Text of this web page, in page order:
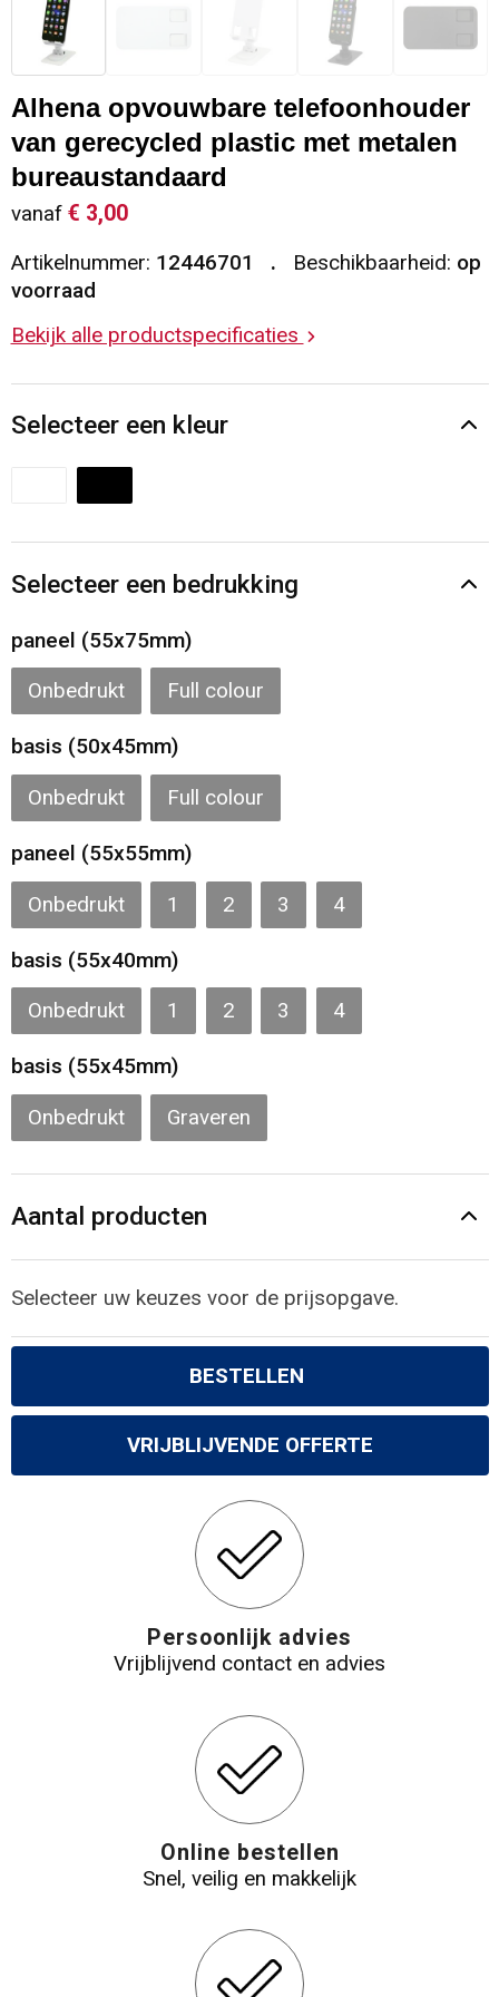
Sleutelhangers en Lanyards
Snoepgoed
Spellen voor binnen en buiten
Sport
Veiligheid, Auto en Fiets
Vrije tijd en Strand
Waterflesjes
Vesten
Gilets
Blazers
Restauranttextiel
Reflecterende vesten
Hoofdbescherming
Reflecterende polo's
Handschoenen en Sjaals
Gehoorbescherming
Oog- en gelaatsbescherming
Gilets
Kledingaccessoires
Alhena opvouwbare telefoonhouder
van gerecycled plastic met metalen
bureaustandaard
vanaf € 3,00
Artikelnummer: 12446701 Beschikbaarheid: op
voorraad
Bekijk alle productspecificaties
Selecteer een kleur
Selecteer een bedrukking
paneel (55x75mm)
Onbedrukt Full colour
basis (50x45mm)
Onbedrukt Full colour
paneel (55x55mm)
Onbedrukt 1 2 3 4
basis (55x40mm)
Onbedrukt 1 2 3 4
basis (55x45mm)
Onbedrukt Graveren
Aantal producten
Selecteer uw keuzes voor de prijsopgave.
BESTELLEN
VRIJBLIJVENDE OFFERTE
Persoonlijk advies
Vrijblijvend contact en advies
Online bestellen
Snel, veilig en makkelijk